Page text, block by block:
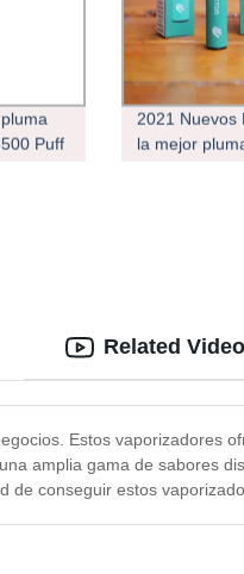
Puff
2021 Nuevos
la mejor
Estos vaporizadores
amplia gama de sabores
conseguir estos
Related